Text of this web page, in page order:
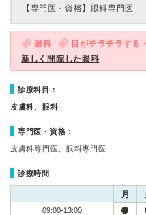
【専門医・資格】 眼科専門医
眼科 目がチラチラする
新しく開院した眼科
診療科目：
皮膚科、眼科
専門医・資格：
皮膚科専門医、眼科専門医
診療時間
月
09:00-13:00